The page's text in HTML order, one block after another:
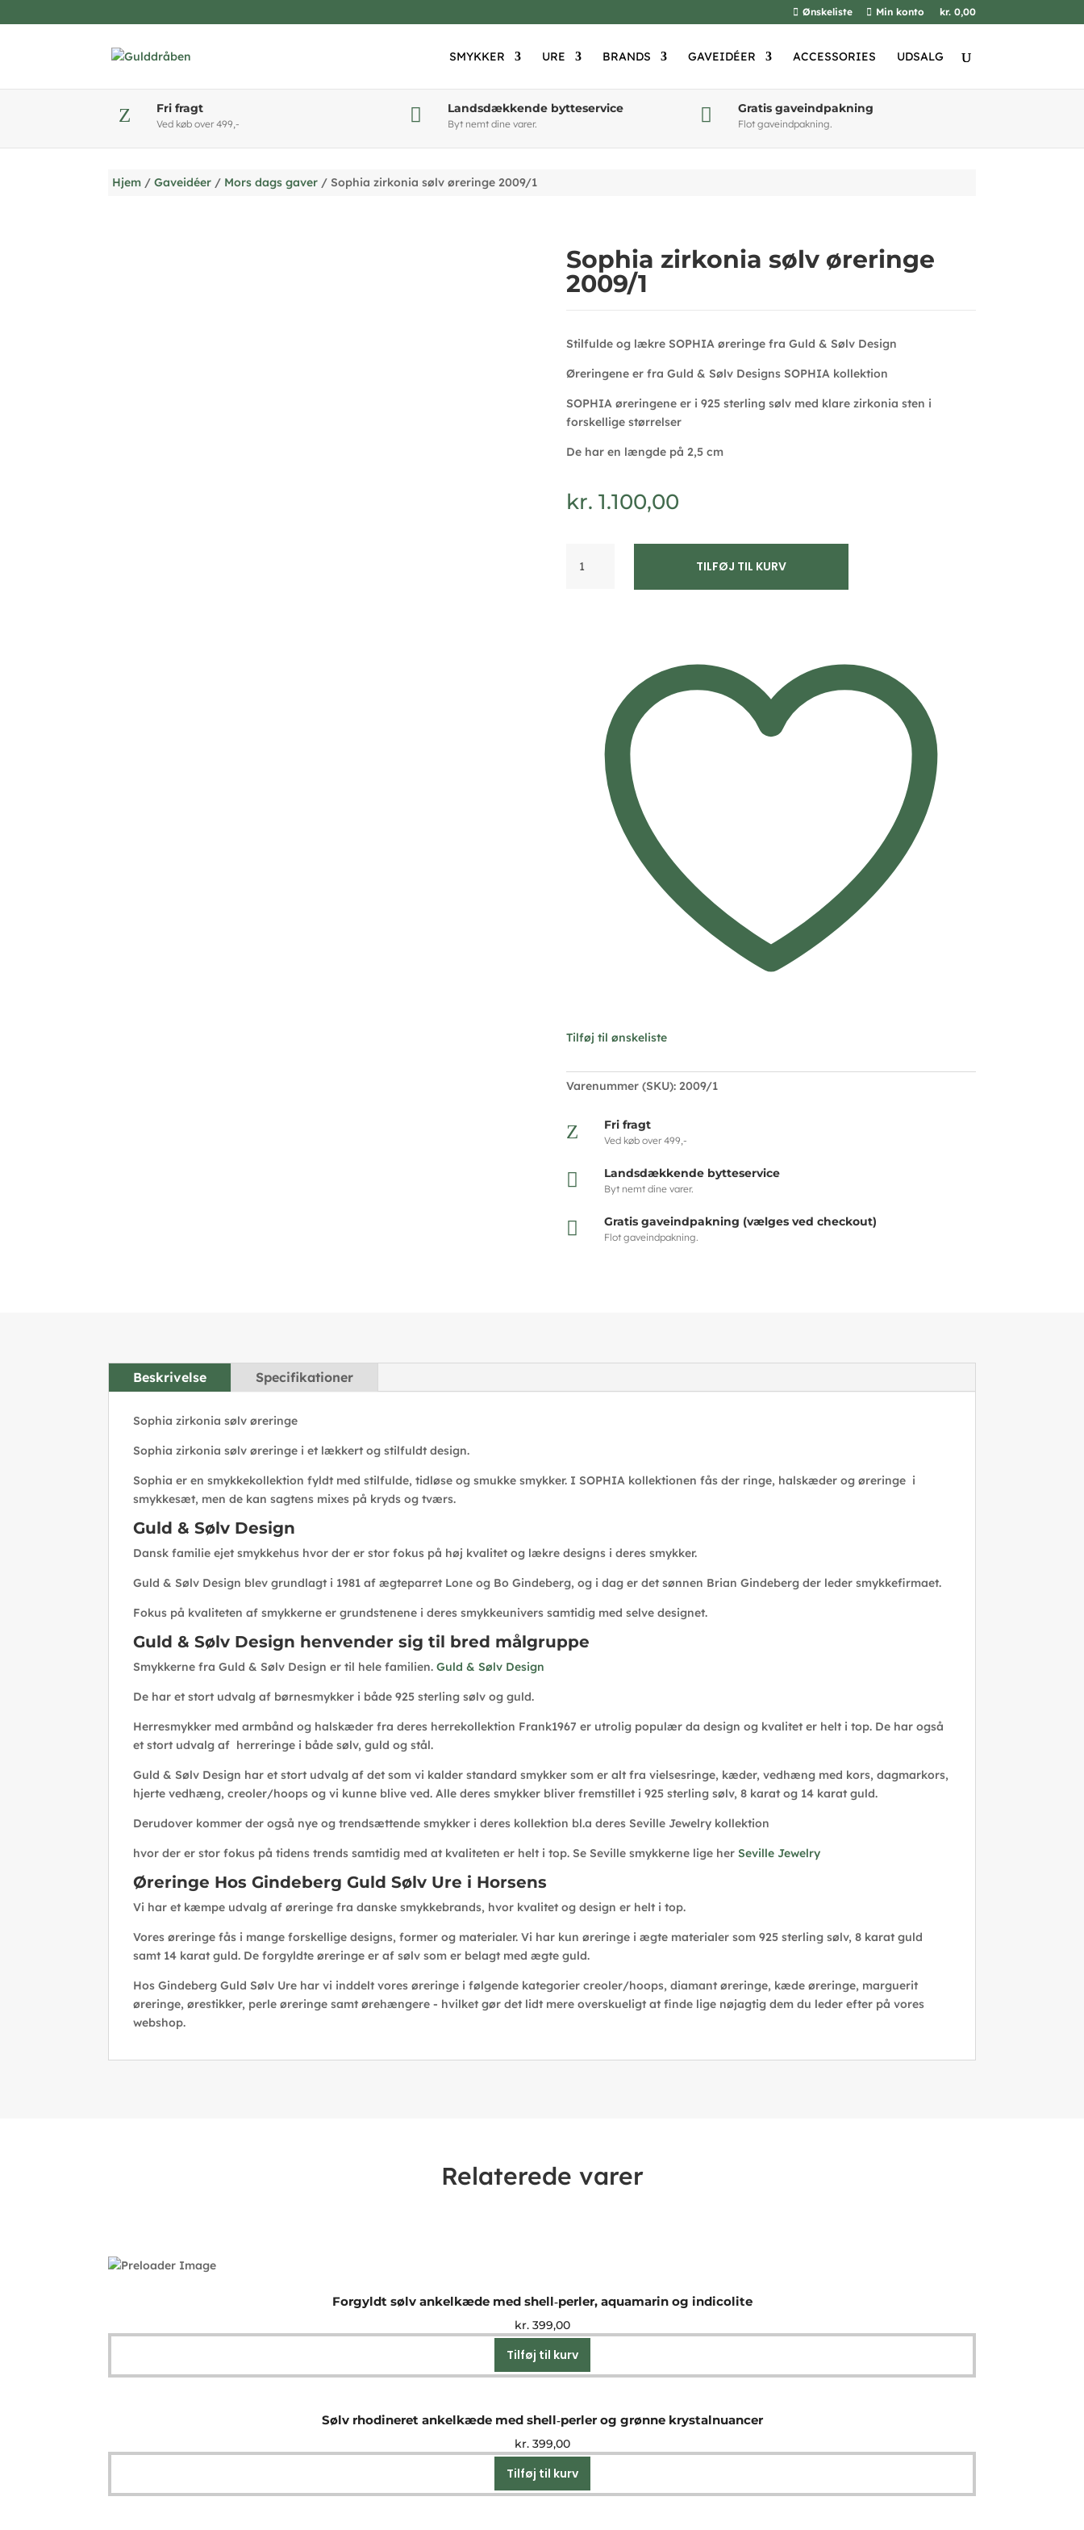
Ønskeliste Min konto kr. 0,00
SMYKKER URE BRANDS GAVEIDÉER ACCESSORIES UDSALG
Z Fri fragt
Ved køb over 499,-  Landsdækkende bytteservice
Byt nemt dine varer.  Gratis gaveindpakning
Flot gaveindpakning.
Hjem /Gaveidéer / Mors dags gaver / Sophia zirkonia sølv øreringe 2009/1
Sophia zirkonia sølv øreringe
2009/1
Stilfulde og lækre SOPHIA øreringe fra Guld & Sølv Design
Øreringene er fra Guld & Sølv Designs SOPHIA kollektion
SOPHIA øreringene er i 925 sterling sølv med klare zirkonia sten i
forskellige størrelser
De har en længde på 2,5 cm
kr. 1.100,00
zirkonia
TILFØJ TIL KURV
Tilføj til ønskeliste
Varenummer (SKU): 2009/1
Z Fri fragt
Ved køb over 499,-
 Landsdækkende bytteservice
Byt nemt dine varer.
 Gratis gaveindpakning (vælges ved checkout)
Flot gaveindpakning.
Beskrivelse Specifikationer
Sophia zirkonia sølv øreringe
Sophia zirkonia sølv øreringe i et lækkert og stilfuldt design.
Sophia er en smykkekollektion fyldt med stilfulde, tidløse og smukke smykker. I SOPHIA kollektionen fås der ringe, halskæder og øreringe i
smykkesæt, men de kan sagtens mixes på kryds og tværs.
Guld & Sølv Design
Dansk familie ejet smykkehus hvor der er stor fokus på høj kvalitet og lækre designs i deres smykker.
Guld & Sølv Design blev grundlagt i 1981 af ægteparret Lone og Bo Gindeberg, og i dag er det sønnen Brian Gindeberg der leder smykkefirmaet.
Fokus på kvaliteten af smykkerne er grundstenene i deres smykkeunivers samtidig med selve designet.
Guld & Sølv Design henvender sig til bred målgruppe
Smykkerne fra Guld & Sølv Design er til hele familien.Guld & Sølv Design
De har et stort udvalg af børnesmykker i både 925 sterling sølv og guld.
Herresmykker med armbånd og halskæder fra deres herrekollektion Frank1967 er utrolig populær da design og kvalitet er helt i top. De har også
et stort udvalg af herreringe i både sølv, guld og stål.
Guld & Sølv Design har et stort udvalg af det som vi kalder standard smykker som er alt fra vielsesringe, kæder, vedhæng med kors, dagmarkors,
hjerte vedhæng, creoler/hoops og vi kunne blive ved. Alle deres smykker bliver fremstillet i 925 sterling sølv, 8 karat og 14 karat guld.
Derudover kommer der også nye og trendsættende smykker i deres kollektion bl.a deres Seville Jewelry kollektion
hvor der er stor fokus på tidens trends samtidig med at kvaliteten er helt i top. Se Seville smykkerne lige herSeville Jewelry
Øreringe Hos Gindeberg Guld Sølv Ure i Horsens
Vi har et kæmpe udvalg af øreringe fra danske smykkebrands, hvor kvalitet og design er helt i top.
Vores øreringe fås i mange forskellige designs, former og materialer. Vi har kun øreringe i ægte materialer som 925 sterling sølv, 8 karat guld
samt 14 karat guld. De forgyldte øreringe er af sølv som er belagt med ægte guld.
Hos Gindeberg Guld Sølv Ure har vi inddelt vores øreringe i følgende kategorier creoler/hoops, diamant øreringe, kæde øreringe, marguerit
øreringe, ørestikker, perle øreringe samt ørehængere - hvilket gør det lidt mere overskueligt at finde lige nøjagtig dem du leder efter på vores
webshop.
Relaterede varer
Forgyldt sølv ankelkæde med shell‑perler, aquamarin og indicolite
kr.399,00
Tilføj til kurv
Sølv rhodineret ankelkæde med shell‑perler og grønne krystalnuancer
kr.399,00
Tilføj til kurv